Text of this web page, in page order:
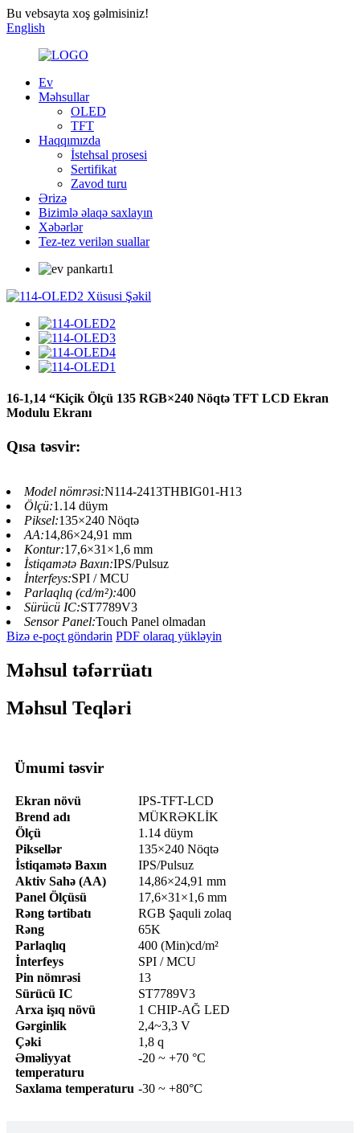
Bu vebsayta xoş gəlmisiniz!
English
Ev
Məhsullar
OLED
TFT
Haqqımızda
İstehsal prosesi
Sertifikat
Zavod turu
Ərizə
Bizimlə əlaqə saxlayın
Xəbərlər
Tez-tez verilən suallar
16-1,14 “Kiçik Ölçü 135 RGB×240 Nöqtə TFT LCD Ekran
Modulu Ekranı
Qısa təsvir:
Model nömrəsi:N114-2413THBIG01-H13
Ölçü:1.14 düym
Piksel:135×240 Nöqtə
AA:14,86×24,91 mm
Kontur:17,6×31×1,6 mm
İstiqamətə Baxın:IPS/Pulsuz
İnterfeys:SPI / MCU
Parlaqlıq (cd/m²):400
Sürücü IC:ST7789V3
Sensor Panel:Touch Panel olmadan
Bizə e-poçt göndərin PDF olaraq yükləyin
Məhsul təfərrüatı
Məhsul Teqləri
Ümumi təsvir
Ekran növü
IPS-TFT-LCD
Brend adı
MÜKRƏKLİK
Ölçü
1.14 düym
Piksellər
135×240 Nöqtə
İstiqamətə Baxın
IPS/Pulsuz
Aktiv Sahə (AA)
14,86×24,91 mm
Panel Ölçüsü
17,6×31×1,6 mm
Rəng tərtibatı
RGB Şaquli zolaq
Rəng
65K
Parlaqlıq
400 (Min)cd/m²
İnterfeys
SPI / MCU
Pin nömrəsi
13
Sürücü IC
ST7789V3
Arxa işıq növü
1 CHIP-AĞ LED
Gərginlik
2,4~3,3 V
Çəki
1,8 q
Əməliyyat
temperaturu
-20 ~ +70 °C
Saxlama temperaturu -30 ~ +80°C